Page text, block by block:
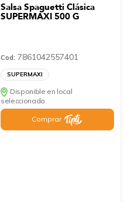
Salsa Spaguetti Clásica
SUPERMAXI 500 G
Cod: 7861042557401
SUPERMAXI
Disponible en local
seleccionado
Comprar